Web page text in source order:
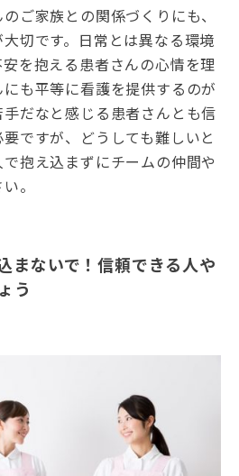
ご家族との関係づくりにも、
切です。日常とは異なる環境
を抱える患者さんの心情を理
も平等に看護を提供するのが
だなと感じる患者さんとも信
ですが、どうしても難しいと
抱え込まずにチームの仲間や
。
まないで！信頼できる人や
う